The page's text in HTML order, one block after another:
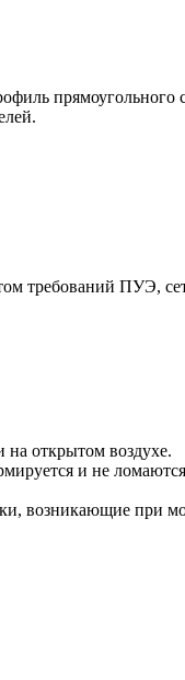
требований ПУЭ,
открытом воздухе.
и не
возникающие при